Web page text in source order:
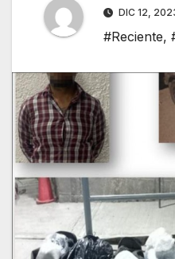
DIC 12,
#Reciente,